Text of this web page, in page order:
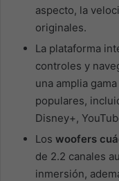
aspecto, la
originales.
La plataforma
controles y
una amplia
populares,
Disney+,
Los woofers
de 2.2 canales
inmersión,